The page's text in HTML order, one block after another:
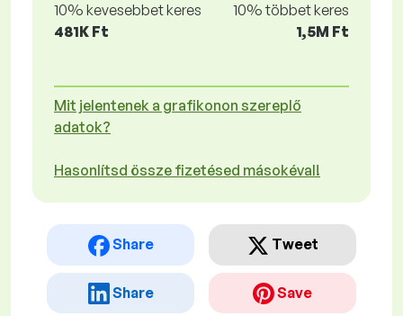
10% kevesebbet keres
481K Ft
10% többet keres
1,5M Ft
Mit jelentenek a grafikonon szereplő
adatok?
Hasonlítsd össze fizetésed másokéval!
Share Tweet
Share Save